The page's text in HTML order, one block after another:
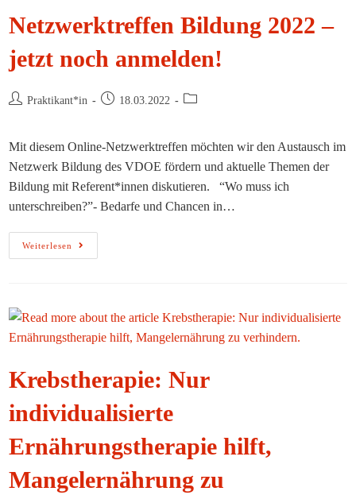
Netzwerktreffen Bildung 2022 –
jetzt noch anmelden!
Beitrags-Praktikant*in
Beitrag18.03.2022
Beitrags-
Mit diesem Online-Netzwerktreffen möchten wir den Austausch im
Netzwerk Bildung des VDOE fördern und aktuelle Themen der
Bildung mit Referent*innen diskutieren. “Wo muss ich
unterschreiben?”- Bedarfe und Chancen in…
Weiterlesen
Netzwerktreffen
Bildung
Anmelden!
Krebstherapie: Nur
individualisierte
Ernährungstherapie hilft,
Mangelernährung zu